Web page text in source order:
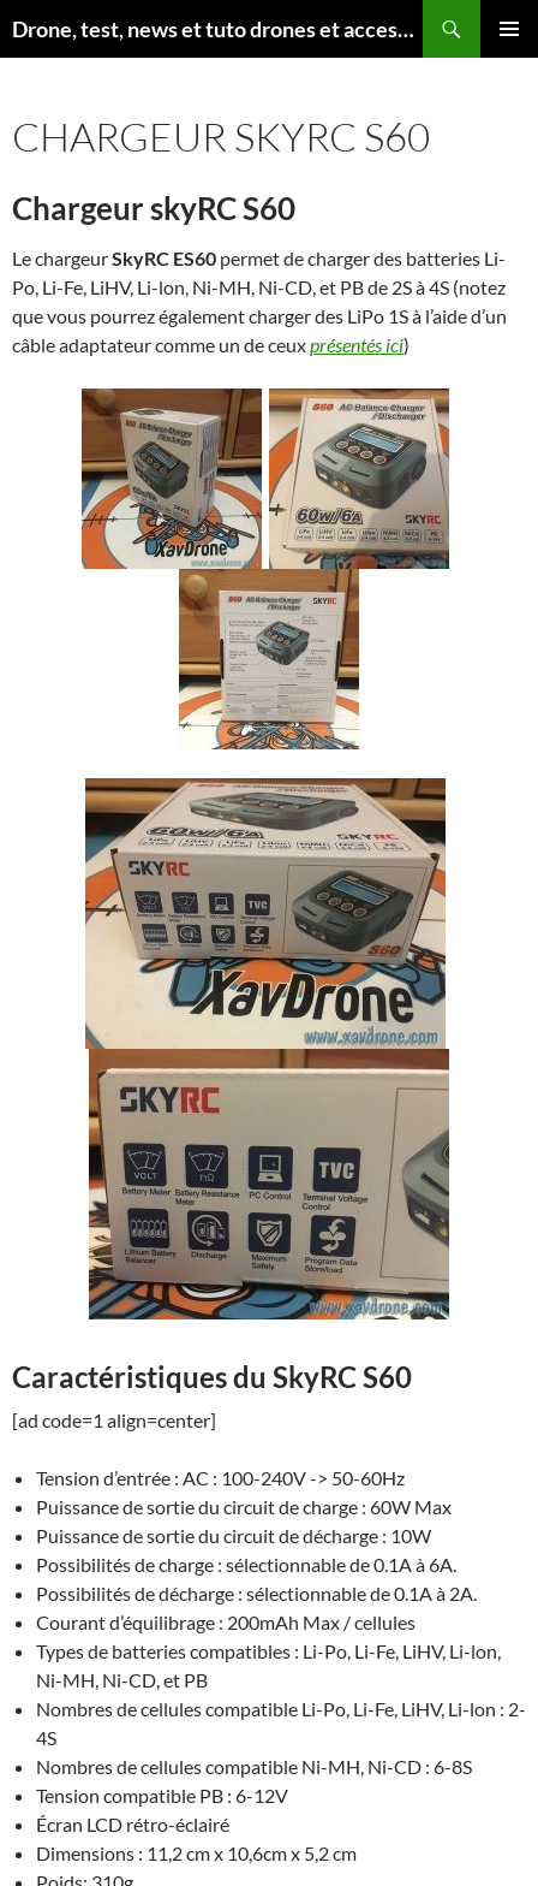
au
Drone, test, news et tuto drones et accessoires
CHARGEUR SKYRC S60
Chargeur skyRC S60
Le chargeurSkyRC ES60 permet de charger des batteries Li-
Po, Li-Fe, LiHV, Li-lon, Ni-MH, Ni-CD, et PB de 2S à 4S (notez
que vous pourrez également charger des LiPo 1S à l’aide d’un
câble adaptateur comme un de ceuxprésentés ici)
Caractéristiques du SkyRC S60
[ad code=1 align=center]
Tension d’entrée : AC : 100-240V -> 50-60Hz
Puissance de sortie du circuit de charge : 60W Max
Puissance de sortie du circuit de décharge : 10W
Possibilités de charge : sélectionnable de 0.1A à 6A.
Possibilités de décharge : sélectionnable de 0.1A à 2A.
Courant d’équilibrage : 200mAh Max / cellules
Types de batteries compatibles : Li-Po, Li-Fe, LiHV, Li-lon,
Ni-MH, Ni-CD, et PB
Nombres de cellules compatible Li-Po, Li-Fe, LiHV, Li-lon : 2-
4S
Nombres de cellules compatible Ni-MH, Ni-CD : 6-8S
Tension compatible PB : 6-12V
Écran LCD rétro-éclairé
Dimensions : 11,2 cm x 10,6cm x 5,2 cm